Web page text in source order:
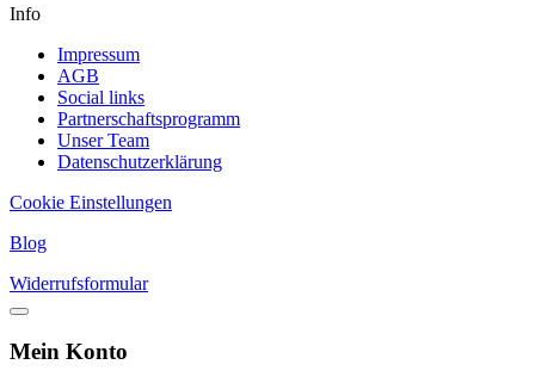
Info
Impressum
AGB
Social links
Partnerschaftsprogramm
Unser Team
Datenschutzerklärung
Cookie Einstellungen
Blog
Widerrufsformular
Mein Konto